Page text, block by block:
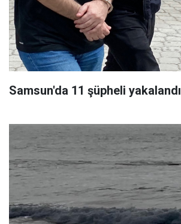
Samsun'da 11 şüpheli yakalandı